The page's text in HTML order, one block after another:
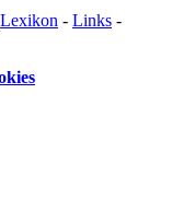
Lexikon - Links -